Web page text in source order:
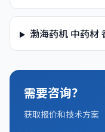
渤海药机 中药材
需要咨询？
获取报价和技术方案